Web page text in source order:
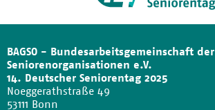
BAGSO - Bundesarbeitsgemeinschaft der
Seniorenorganisationen e.V.
14. Deutscher Seniorentag 2025
Noeggerathstraße 49
53111 Bonn